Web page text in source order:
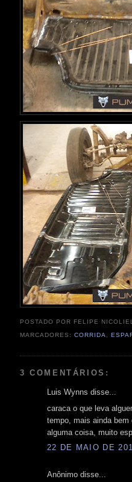
POSTADO POR FELIPE
MARCADORES:CORRIDA ,
3 COMENTÁRIOS:
Luis Wynns disse...
caraca o que leva
tempo, mais ainda
alguma coisa, muito
22 DE MAIO DE
Anônimo disse...